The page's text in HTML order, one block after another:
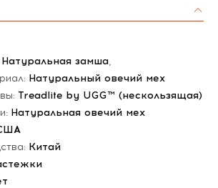
Натуральная замша,
Натуральный овечий мех
Treadlite by UGG™ (нескользящая)
Натуральная овечий мех
Китай